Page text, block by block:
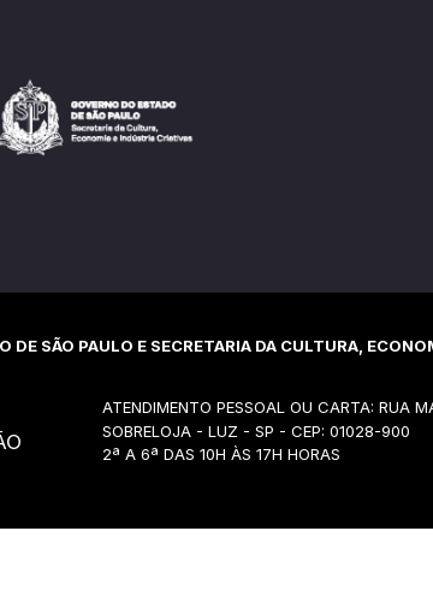
DE SÃO PAULO E SECRETARIA DA CULTURA,
ATENDIMENTO PESSOAL OU CARTA: RUA
SOBRELOJA - LUZ - SP - CEP: 01028-900
2ª A 6ª DAS 10H ÀS 17H HORAS